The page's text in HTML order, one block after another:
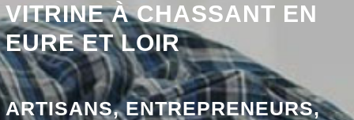
VITRINE À CHASSANT EN
EURE ET LOIR
ARTISANS, ENTREPRENEURS,